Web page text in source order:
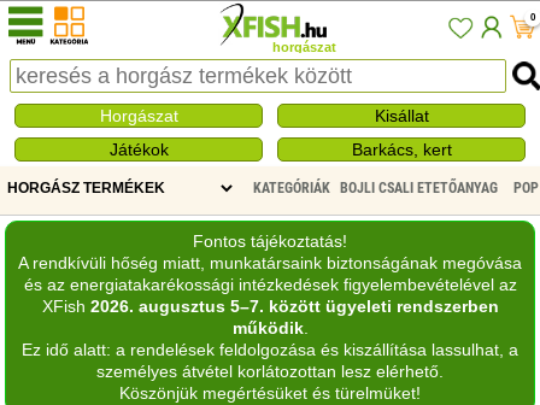
horgászat
0
Horgászat
Kisállat
Játékok
Barkács, kert
KATEGÓRIÁK BOJLI CSALI ETETŐANYAG
Fontos tájékoztatás!
A rendkívüli hőség miatt, munkatársaink biztonságának megóvása
és az energiatakarékossági intézkedések figyelembevételével az
XFish 2026. augusztus 5–7. között ügyeleti rendszerben
működik.
Ez idő alatt: a rendelések feldolgozása és kiszállítása lassulhat, a
személyes átvétel korlátozottan lesz elérhető.
Köszönjük megértésüket és türelmüket!